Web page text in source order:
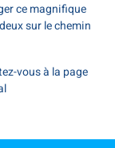
ce magnifique
sur le chemin
vous à la page